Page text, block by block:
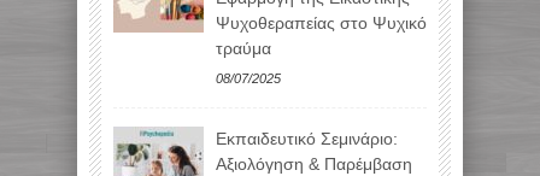
Ψυχοθεραπείας στο Ψυχικό
τραύμα
08/07/2025
Εκπαιδευτικό Σεμινάριο:
Αξιολόγηση & Παρέμβαση